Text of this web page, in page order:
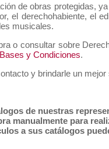
de obras protegidas,
el derechohabiente, el
musicales.
o consultar sobre
Bases y Condiciones.
y brindarle un mejor
de nuestras
manualmente para
a sus catálogos